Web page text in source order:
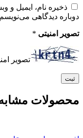
ذخیره نام، ایمیل و
دوباره دیدگاهی
تصویر امنیتی *
تصویر
محصولات